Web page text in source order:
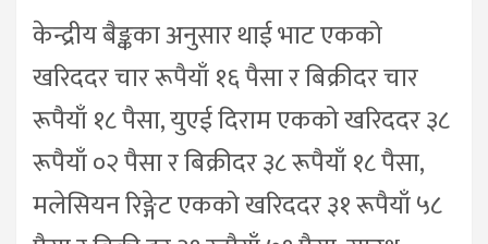
केन्द्रीय बैङ्कका अनुसार थाई भाट एकको
खरिददर चार रूपैयाँ १६ पैसा र बिक्रीदर चार
रूपैयाँ १८ पैसा, युएई दिराम एकको खरिददर ३८
रूपैयाँ ०२ पैसा र बिक्रीदर ३८ रूपैयाँ १८ पैसा,
मलेसियन रिङ्गेट एकको खरिददर ३१ रूपैयाँ ५८